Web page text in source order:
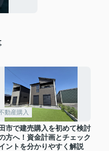
動産購入
市で建売購入を初めて検討
方へ！資金計画とチェック
ントを分かりやすく解説